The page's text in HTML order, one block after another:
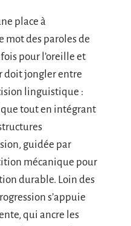
place à
mot des paroles de
pour l’oreille et
doit jongler entre
linguistique :
tout en intégrant
guidée par
mécanique pour
durable. Loin des
s’appuie
qui ancre les